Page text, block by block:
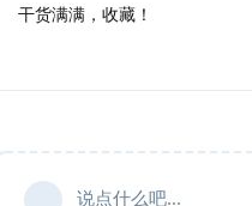
干货满满，收藏！
说点什么吧...